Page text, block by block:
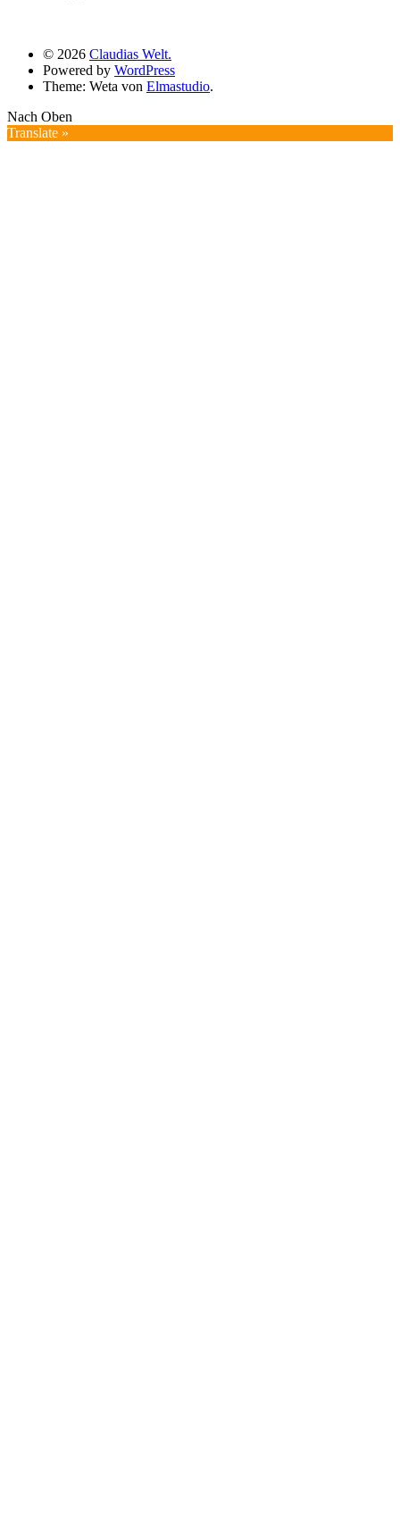
© 2026 Claudias Welt.
Powered by WordPress
Theme: Weta von Elmastudio.
Nach Oben
Translate »